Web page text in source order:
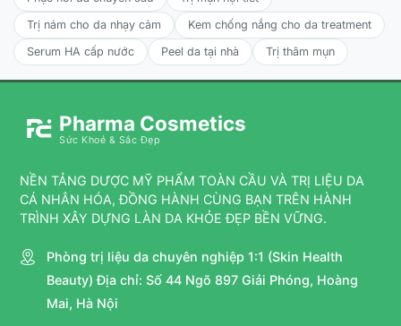
Trị nám cho da nhạy cảm
Kem chống nắng cho da treatment
Serum HA cấp nước
Peel da tại nhà Trị thâm mụn
Pharma Cosmetics
Sức Khoẻ & Sắc Đẹp
NỀN TẢNG DƯỢC MỸ PHẨM TOÀN CẦU VÀ TRỊ LIỆU DA
CÁ NHÂN HÓA, ĐỒNG HÀNH CÙNG BẠN TRÊN HÀNH
TRÌNH XÂY DỰNG LÀN DA KHỎE ĐẸP BỀN VỮNG.
Phòng trị liệu da chuyên nghiệp 1:1 (Skin Health
Beauty) Địa chỉ: Số 44 Ngõ 897 Giải Phóng, Hoàng
Mai, Hà Nội